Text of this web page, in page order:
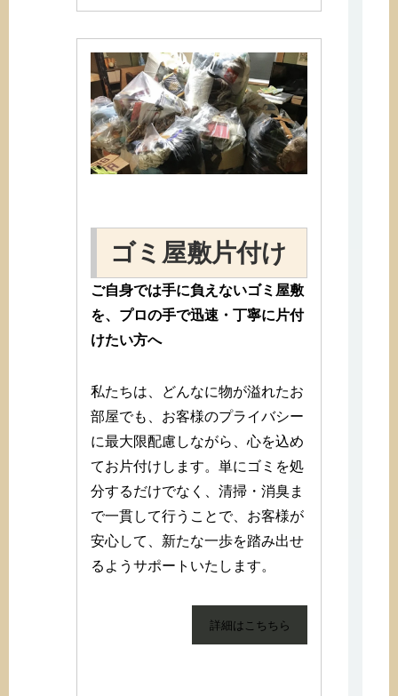
ゴミ屋敷片付け
ご自身では手に負えないゴミ屋敷
を、プロの手で迅速・丁寧に片付
けたい方へ
私たちは、どんなに物が溢れたお
部屋でも、お客様のプライバシー
に最大限配慮しながら、心を込め
てお片付けします。単にゴミを処
分するだけでなく、清掃・消臭ま
で一貫して行うことで、お客様が
安心して、新たな一歩を踏み出せ
るようサポートいたします。
詳細はこちちら